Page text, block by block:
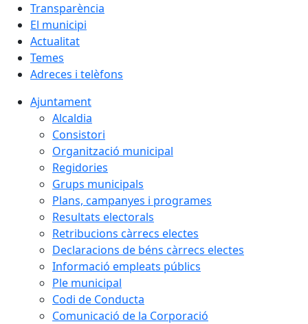
Transparència
El municipi
Actualitat
Temes
Adreces i telèfons
Ajuntament
Alcaldia
Consistori
Organització municipal
Regidories
Grups municipals
Plans, campanyes i programes
Resultats electorals
Retribucions càrrecs electes
Declaracions de béns càrrecs electes
Informació empleats públics
Ple municipal
Codi de Conducta
Comunicació de la Corporació